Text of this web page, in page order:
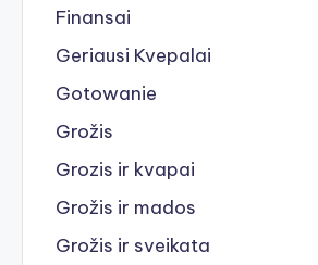
Finansai
Geriausi Kvepalai
Gotowanie
Grožis
Grozis ir kvapai
Grožis ir mados
Grožis ir sveikata